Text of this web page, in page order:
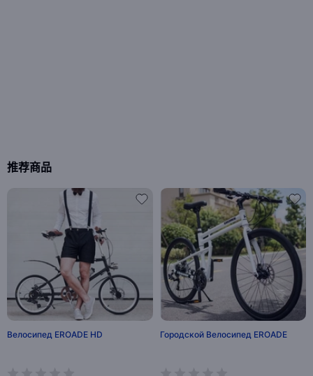
推荐商品
Велосипед EROADE HD Городской Велосипед EROADE